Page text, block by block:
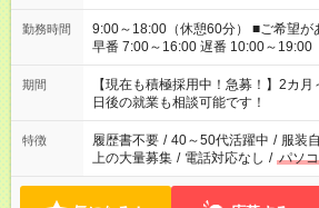
勤務時間
9:00～18:00（休憩60分） ■ご希望があれば下記シフトもOK！
早番 7:00～16:00 遅番 10:00～19:00 「家族と休みを合わせた
い」 「余裕を持って夕飯の準備がし
たくない」 など、ご希望を教えてくださいね。
の方へ 今ご覧のお仕事で希望する勤
の勤務時間。 合計で週40時間を超え
期間
【現在も積極採用中！急募！】2カ
日後の就業も相談可能です！
特徴 履歴書不要 / 40～50代活躍中 / 服装
上の大量募集 / 電話対応なし / パソ